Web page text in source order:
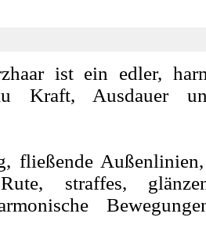
ist ein edler,
Kraft, Ausdauer
fließende
straffes,